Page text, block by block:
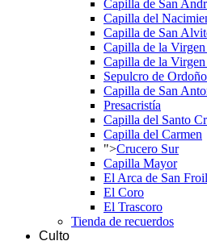
Capilla de San
Capilla del
Capilla de San
Capilla de la Virgen
Capilla de la
Sepulcro de
Capilla de San
Presacristía
Capilla del Santo
Capilla del Carmen
">Crucero Sur
Capilla Mayor
El Arca de San
El Coro
El Trascoro
Tienda de recuerdos
Culto